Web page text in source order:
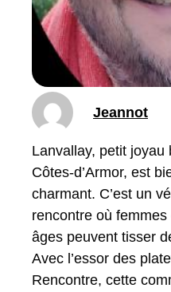
Jeannot
Lanvallay, petit
Côtes-d’Armor, est
charmant. C’est un
rencontre où
âges peuvent tisser
Avec l’essor des
Rencontre, cette